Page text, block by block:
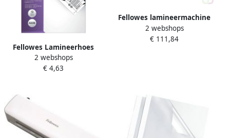
Fellowes Lamineerhoes
schoonmaakvellen A4+A3 10
stuks
2 webshops
€ 4,63
Fellowes lamineermachine
Pixel voor ft A3
2 webshops
€ 111,84